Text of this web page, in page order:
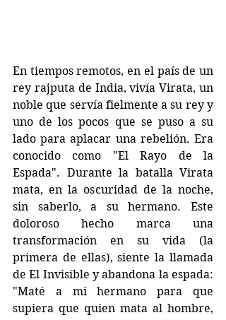
En tiempos remotos, en el país de un
rey rajputa de India, vivía Virata, un
noble que servía fielmente a su rey y
uno de los pocos que se puso a su
lado para aplacar una rebelión. Era
conocido como "El Rayo de la
Espada". Durante la batalla Virata
mata, en la oscuridad de la noche,
sin saberlo, a su hermano. Este
doloroso hecho marca una
transformación en su vida (la
primera de ellas), siente la llamada
de El Invisible y abandona la espada:
"Maté a mi hermano para que
supiera que quien mata al hombre,